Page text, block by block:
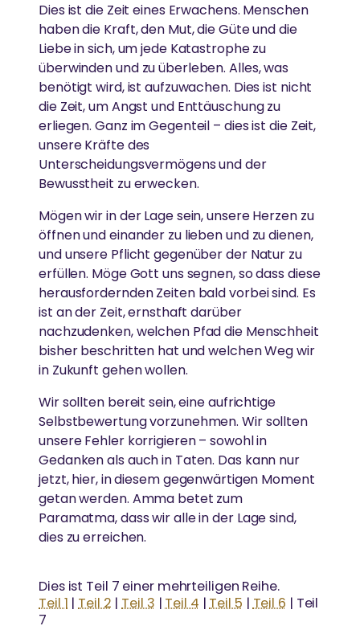
Dies ist die Zeit eines Erwachens. Menschen
haben die Kraft, den Mut, die Güte und die
Liebe in sich, um jede Katastrophe zu
überwinden und zu überleben. Alles, was
benötigt wird, ist aufzuwachen. Dies ist nicht
die Zeit, um Angst und Enttäuschung zu
erliegen. Ganz im Gegenteil – dies ist die Zeit,
unsere Kräfte des
Unterscheidungsvermögens und der
Bewusstheit zu erwecken.
Mögen wir in der Lage sein, unsere Herzen zu
öffnen und einander zu lieben und zu dienen,
und unsere Pflicht gegenüber der Natur zu
erfüllen. Möge Gott uns segnen, so dass diese
herausfordernden Zeiten bald vorbei sind. Es
ist an der Zeit, ernsthaft darüber
nachzudenken, welchen Pfad die Menschheit
bisher beschritten hat und welchen Weg wir
in Zukunft gehen wollen.
Wir sollten bereit sein, eine aufrichtige
Selbstbewertung vorzunehmen. Wir sollten
unsere Fehler korrigieren – sowohl in
Gedanken als auch in Taten. Das kann nur
jetzt, hier, in diesem gegenwärtigen Moment
getan werden. Amma betet zum
Paramatma, dass wir alle in der Lage sind,
dies zu erreichen.
Dies ist Teil 7 einer mehrteiligen Reihe.
Teil 1 |Teil 2 |Teil 3 |Teil 4 |Teil 5 |Teil 6 | Teil
7